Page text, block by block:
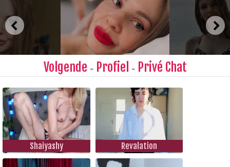
Volgende - Profiel - Privé Chat
Shaiyashy Revalation